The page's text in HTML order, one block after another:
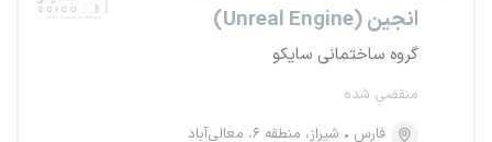
انجین (Unreal Engine)
گروه ساختمانی سایکو
منقضی شده
فارس
شیراز، منطقه ۶، معالی‌آباد